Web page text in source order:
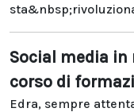
Social media in
corso di
Edra, sempre